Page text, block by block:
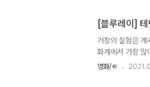
은 평범한 인간이
을 보며 마음 아
정체성을 다시 되
[블루레이]
거장의 실험은 계
화계에서 가장 많
유의 팬데믹 사
영화/ㅌ